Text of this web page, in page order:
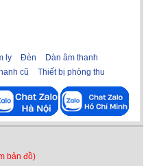
ly Đèn
Dàn âm thanh
cũ Thiết bị phòng thu
bản đồ)